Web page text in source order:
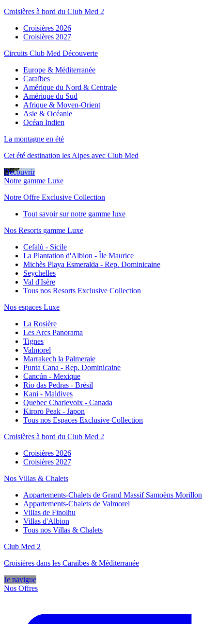
Croisières à bord du Club Med 2
Croisières 2026
Croisières 2027
Circuits Club Med Découverte
Europe & Méditerranée
Caraïbes
Amérique du Nord & Centrale
Amérique du Sud
Afrique & Moyen-Orient
Asie & Océanie
Océan Indien
La montagne en été
Cet été destination les Alpes avec Club Med
Découvrir
Notre gamme Luxe
Notre Offre Exclusive Collection
Tout savoir sur notre gamme luxe
Nos Resorts gamme Luxe
Cefalù - Sicile
La Plantation d'Albion - Île Maurice
Michès Playa Esmeralda - Rep. Dominicaine
Seychelles
Val d'Isère
Tous nos Resorts Exclusive Collection
Nos espaces Luxe
La Rosière
Les Arcs Panorama
Tignes
Valmorel
Marrakech la Palmeraie
Punta Cana - Rep. Dominicaine
Cancún - Mexique
Rio das Pedras - Brésil
Kani - Maldives
Quebec Charlevoix - Canada
Kiroro Peak - Japon
Tous nos Espaces Exclusive Collection
Croisières à bord du Club Med 2
Croisières 2026
Croisières 2027
Nos Villas & Chalets
Appartements-Chalets de Grand Massif Samoëns Morillon
Appartements-Chalets de Valmorel
Villas de Finolhu
Villas d'Albion
Tous nos Villas & Chalets
Club Med 2
Croisières dans les Caraïbes & Méditerranée
Je navigue
Nos Offres